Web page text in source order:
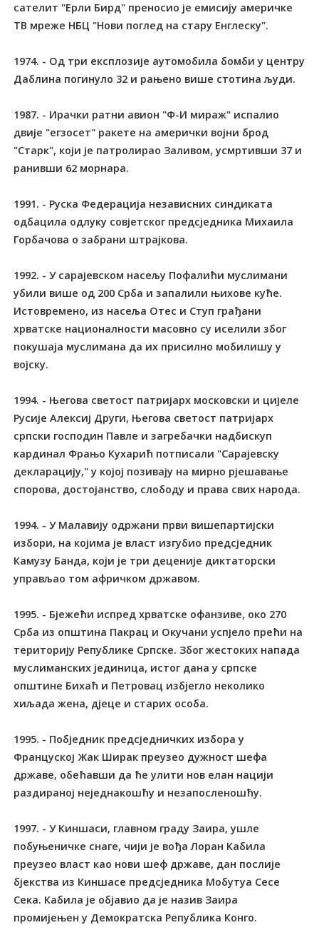
сателит "Ерли Бирд" преносио је емисију америчке
ТВ мреже НБЦ "Нови поглед на стару Енглеску".
1974. - Од три експлозије аутомобила бомби у центру
Даблина погинуло 32 и рањено више стотина људи.
1987. - Ирачки ратни авион "Ф-И мираж" испалио
двије "егзосет" ракете на амерички војни брод
"Старк", који је патролирао Заливом, усмртивши 37 и
ранивши 62 морнара.
1991. - Руска Федерација независних синдиката
одбацила одлуку совјетског предсједника Михаила
Горбачова о забрани штрајкова.
1992. - У сарајевском насељу Пофалићи муслимани
убили више од 200 Срба и запалили њихове куће.
Истовремено, из насеља Отес и Ступ грађани
хрватске националности масовно су иселили због
покушаја муслимана да их присилно мобилишу у
војску.
1994. - Његова светост патријарх московски и цијеле
Русије Алексиј Други, Његова светост патријарх
српски господин Павле и загребачки надбискуп
кардинал Фрањо Кухарић потписали "Сарајевску
декларацију," у којој позивају на мирно рјешавање
спорова, достојанство, слободу и права свих народа.
1994. - У Малавију одржани први вишепартијски
избори, на којима је власт изгубио предсједник
Камузу Банда, који је три деценије диктаторски
управљао том афричком државом.
1995. - Бјежећи испред хрватске офанзиве, око 270
Срба из општина Пакрац и Окучани успјело прећи на
територију Републике Српске. Због жестоких напада
муслиманских јединица, истог дана у српске
општине Бихаћ и Петровац избјегло неколико
хиљада жена, дјеце и старих особа.
1995. - Побједник предсједничких избора у
Француској Жак Ширак преузео дужност шефа
државе, обећавши да ће улити нов елан нацији
раздираној неједнакошћу и незапосленошћу.
1997. - У Киншаси, главном граду Заира, ушле
побуњеничке снаге, чији је вођа Лоран Кабила
преузео власт као нови шеф државе, дан послије
бјекства из Киншасе предсједника Мобутуа Сесе
Сека. Кабила је објавио да је назив Заира
промијењен у Демократска Република Конго.